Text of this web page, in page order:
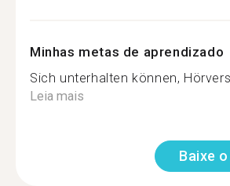
Minhas metas de aprendizado
Sich unterhalten können,
Leia mais
Baixe